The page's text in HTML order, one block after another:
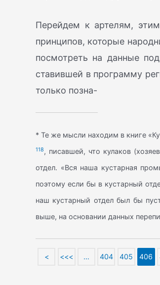
Перейдем к артелям,
принципов, которые
посмотреть на данные
ставившей в программу
только позна-
* Те же мысли находим в книге
118, писавшей, что кулаков
отдел. «Вся наша кустарная
поэтому если бы в кустарный
наш кустарный отдел был бы
выше, на основании данных
< <<< … 404 405 406